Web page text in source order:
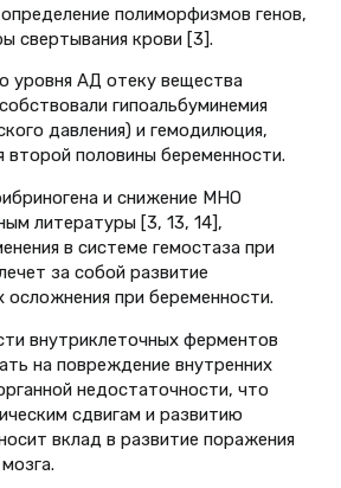
полиморфизмов генов,
свертывания крови [3].
уровня АД отеку вещества
гипоальбуминемия
давления) и гемодилюция,
второй половины беременности.
и снижение МНО
литературы [3, 13, 14],
в системе гемостаза при
за собой развитие
осложнения при беременности.
внутриклеточных ферментов
на повреждение внутренних
недостаточности, что
сдвигам и развитию
вклад в развитие поражения